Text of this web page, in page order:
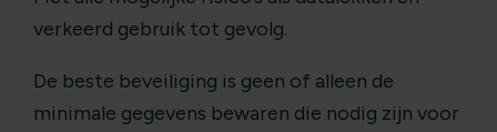
verkeerd gebruik tot gevolg.
De beste beveiliging is geen of alleen de
minimale gegevens bewaren die nodig zijn voor